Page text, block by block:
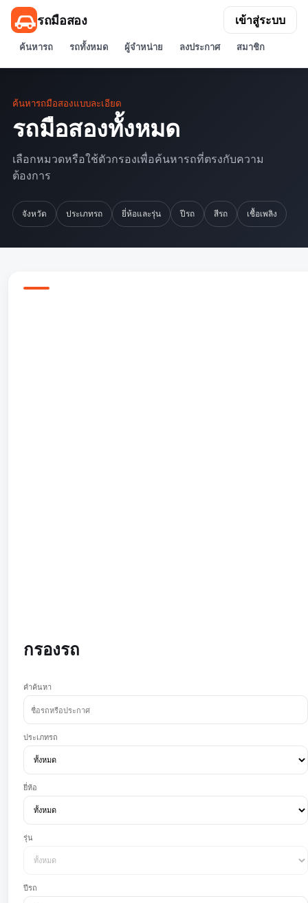
รถมือสอง
ค้นหารถ รถทั้งหมด ผู้จำหน่าย ลงประกาศ สมาชิก
เข้าสู่ระบบ
ค้นหารถมือสองแบบละเอียด
รถมือสองทั้งหมด
เลือกหมวดหรือใช้ตัวกรองเพื่อค้นหารถที่ตรงกับความ
ต้องการ
จังหวัด ประเภทรถ ยี่ห้อและรุ่น ปีรถ สีรถ เชื้อเพลิง
กรองรถ
คำค้นหา
ประเภทรถ
ยี่ห้อ
รุ่น
ปีรถ